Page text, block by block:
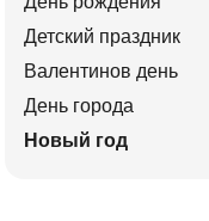
Детский праздник
Валентинов день
День города
Новый год